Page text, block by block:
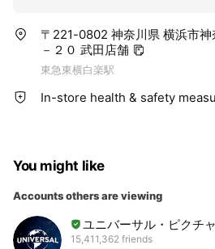
〒221-0802 神奈川県 横浜市神
－２０ 武田店舗
東急東横白楽駅
In-store health & safety
You might like
Accounts others are viewing
ユニバーサル・ピクチ
15,411,362 friends